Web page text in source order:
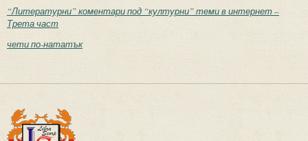
“Литературни” коментари под “културни” теми в интернет –
Трета част
чети по-нататък